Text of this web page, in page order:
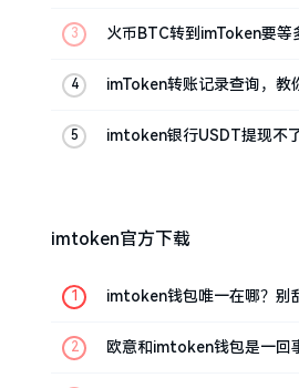
火币BTC转到imToken要等
imToken转账记录查询，教
imtoken银行USDT提现不
imtoken官方下载
imtoken钱包唯一在哪？别
欧意和imtoken钱包是一回